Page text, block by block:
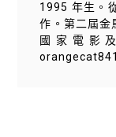
1995 年生。
作。第二屆金
國家電影